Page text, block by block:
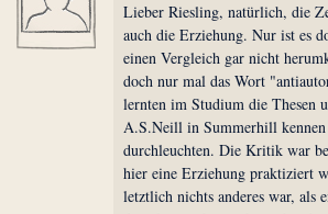
Lieber Riesling, natürlich, die
auch die Erziehung. Nur ist es
einen Vergleich gar nicht
doch nur mal das Wort
lernten im Studium die Thesen
A.S.Neill in Summerhill
durchleuchten. Die Kritik war
hier eine Erziehung praktiziert
letztlich nichts anderes war, als